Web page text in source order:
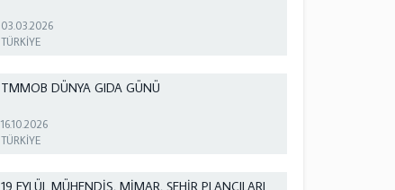
03.03.2026
TÜRKİYE
TMMOB DÜNYA GIDA GÜNÜ
16.10.2026
TÜRKİYE
19 EYLÜL MÜHENDİS, MİMAR, ŞEHİR PLANCILARI